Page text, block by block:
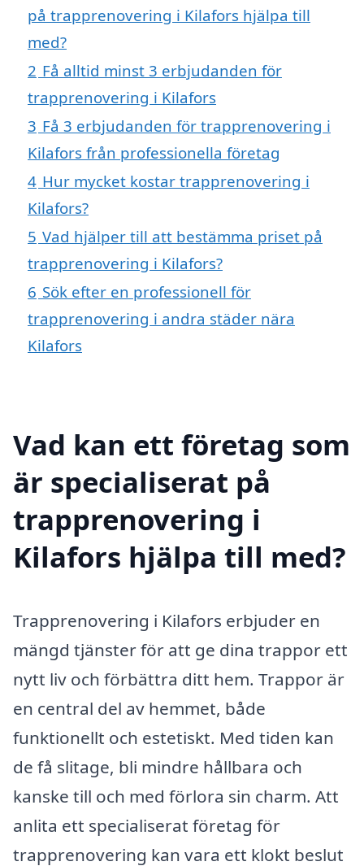
på trapprenovering i Kilafors hjälpa till
med?
2 Få alltid minst 3 erbjudanden för
trapprenovering i Kilafors
3 Få 3 erbjudanden för trapprenovering i
Kilafors från professionella företag
4 Hur mycket kostar trapprenovering i
Kilafors?
5 Vad hjälper till att bestämma priset på
trapprenovering i Kilafors?
6 Sök efter en professionell för
trapprenovering i andra städer nära
Kilafors
Vad kan ett företag som
är specialiserat på
trapprenovering i
Kilafors hjälpa till med?
Trapprenovering i Kilafors erbjuder en
mängd tjänster för att ge dina trappor ett
nytt liv och förbättra ditt hem. Trappor är
en central del av hemmet, både
funktionellt och estetiskt. Med tiden kan
de få slitage, bli mindre hållbara och
kanske till och med förlora sin charm. Att
anlita ett specialiserat företag för
trapprenovering kan vara ett klokt beslut